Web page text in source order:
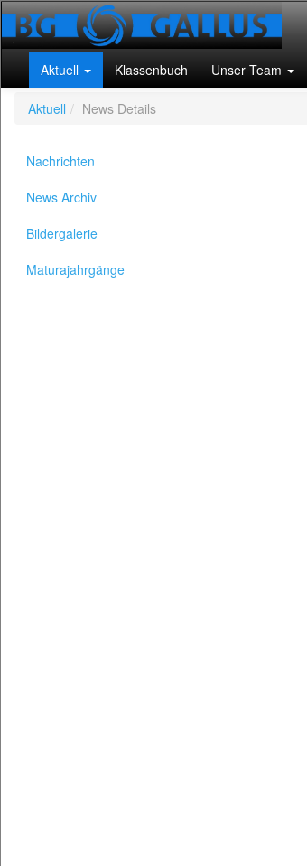
Aktuell Klassenbuch Unser Team
Aktuell News Details
Nachrichten
News Archiv
Bildergalerie
Maturajahrgänge